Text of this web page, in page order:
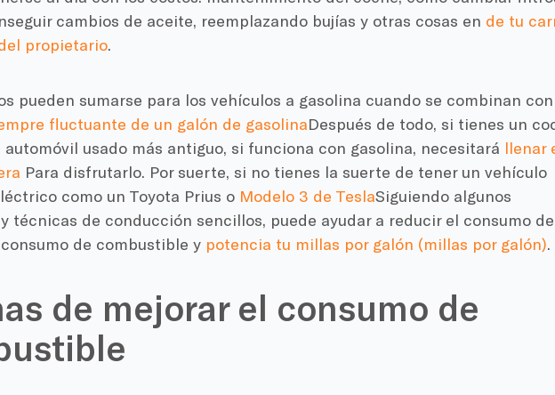
cambios de aceite, reemplazando bujías y otras cosas en de tu
propietario.
pueden sumarse para los vehículos a gasolina cuando se combinan
fluctuante de un galón de gasolinaDespués de todo, si tienes un
usado más antiguo, si funciona con gasolina, necesitará llenar
Para disfrutarlo. Por suerte, si no tienes la suerte de tener un vehículo
como un Toyota Prius o Modelo 3 de TeslaSiguiendo algunos
técnicas de conducción sencillos, puede ayudar a reducir el consumo
consumo de combustible y potencia tu millas por galón (millas por galón).
de mejorar el consumo de